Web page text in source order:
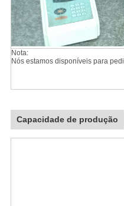
Nota:
Nós estamos disponíveis para
Capacidade de produção